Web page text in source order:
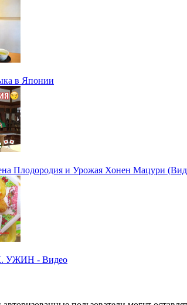
в Японии
Плодородия и Урожая Хонен Мацури
- Видео